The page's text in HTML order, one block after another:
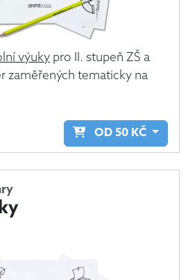
výuky pro II. stupeň ZŠ a
zaměřených tematicky na
OD 50 KČ